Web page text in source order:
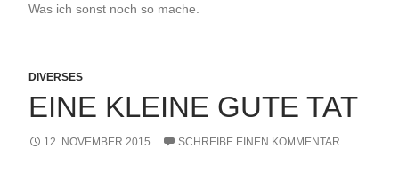
Was ich sonst noch so mache.
DIVERSES
EINE KLEINE GUTE TAT
12. NOVEMBER 2015 SCHREIBE EINEN KOMMENTAR